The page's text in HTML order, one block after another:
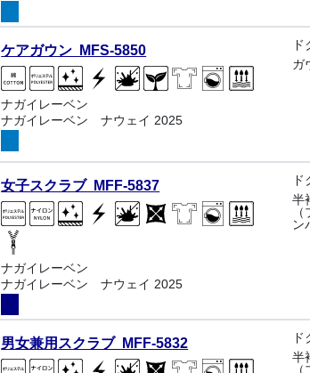
ケアガウン MFS-5850
ナガイレーベン
ナガイレーベン ナウェイ 2025
ガ
女子スクラブ MFF-5837
ナガイレーベン
ナガイレーベン ナウェイ 2025
半
ン
男女兼用スクラブ MFF-5832
半